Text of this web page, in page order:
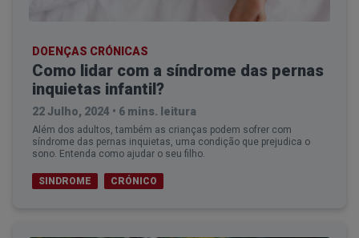
DOENÇAS CRÓNICAS
Como lidar com a síndrome das pernas
inquietas infantil?
22 Julho, 2024 • 6 mins. leitura
Além dos adultos, também as crianças podem sofrer com
síndrome das pernas inquietas, uma condição que prejudica o
sono. Entenda como ajudar o seu filho.
SINDROME CRÓNICO